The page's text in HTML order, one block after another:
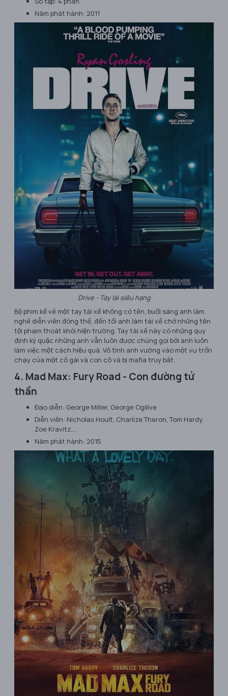
Năm phát hành: 2011
Drive - Tay lái siêu hạng
Bộ phim kể về một tay tài xế không có tên, buổi sáng anh làm
nghề diễn viên đóng thế, đến tối anh làm tái xế chở những tên
tội phạm thoát khỏi hiện trường. Tay tài xế này có những quy
định kỳ quặc những anh vẫn luôn được chúng gọi bởi anh luôn
làm việc một cách hiệu quả. Vô tình anh vướng vào một vụ trốn
chạy của một cô gái và con cô và bị mafia truy bắt.
4. Mad Max: Fury Road - Con đường tử
thần
Đạo diễn: George Miller, George Ogilive
Diễn viên: Nicholas Hoult, Charlize Theron, Tom Hardy,
Zoe Kravitz,…
Năm phát hành: 2015